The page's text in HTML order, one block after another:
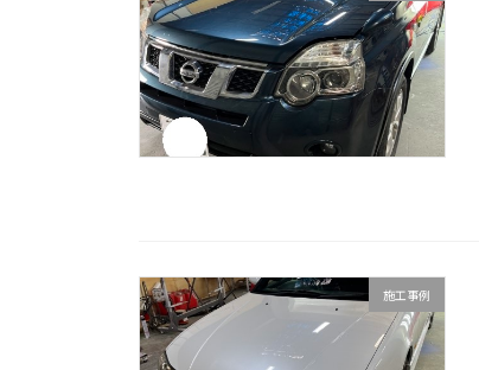
施工事例